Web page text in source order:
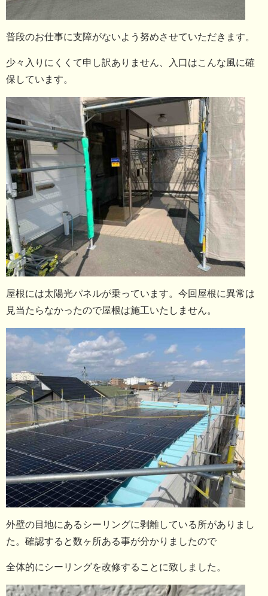
普段のお仕事に支障がないよう努めさせていただきます。
少々入りにくくて申し訳ありません、入口はこんな風に確
保しています。
屋根には太陽光パネルが乗っています。今回屋根に異常は
見当たらなかったので屋根は施工いたしません。
外壁の目地にあるシーリングに剥離している所がありまし
た。確認すると数ヶ所ある事が分かりましたので
全体的にシーリングを改修することに致しました。